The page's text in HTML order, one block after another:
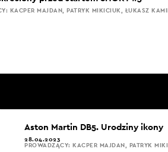
KACPER MAJDAN, PATRYK MIKICIUK, ŁUKASZ
Aston Martin DB5. Urodziny ikony
28.04.2023
PROWADZĄCY: KACPER MAJDAN, PATRYK